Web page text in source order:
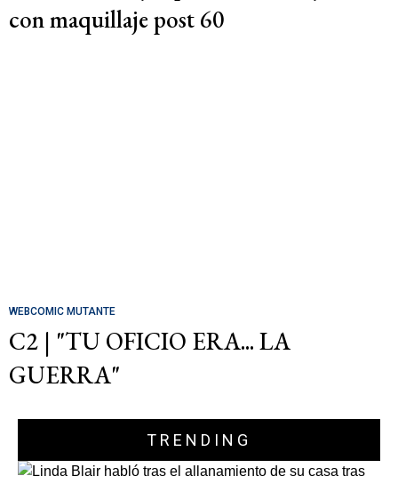
con maquillaje post 60
WEBCOMIC MUTANTE
C2 | "TU OFICIO ERA... LA
GUERRA"
TRENDING